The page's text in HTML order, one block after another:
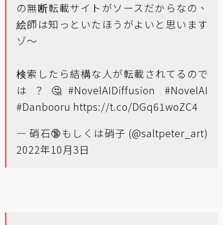
の無断転載サイトがソースだからなの、
絵師は知っといたほうがよいと思います
ゾ〜
検索したら結構な人が転載されてるので
は？🤔#NovelAIDiffusion
#NovelAI
#Danbooru https://t.co/DGq61woZC4
— 硝石🔞もしくは硝子 (@saltpeter_art)
2022年10月3日